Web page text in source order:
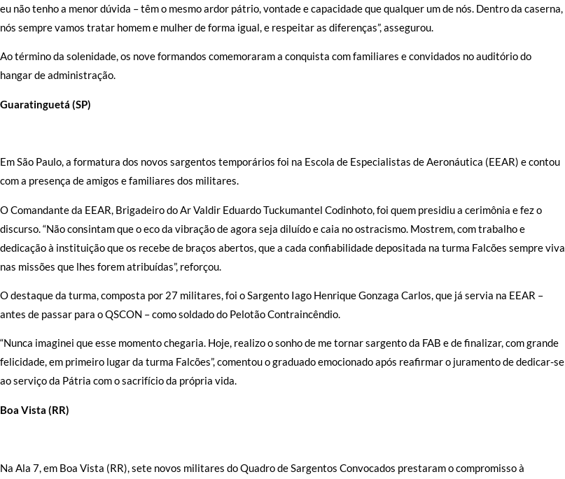
eu não tenho a menor dúvida – têm o mesmo ardor pátrio, vontade e capacidade que qualquer um de nós. Dentro da caserna,
nós sempre vamos tratar homem e mulher de forma igual, e respeitar as diferenças”, assegurou.
Ao término da solenidade, os nove formandos comemoraram a conquista com familiares e convidados no auditório do
hangar de administração.
Guaratinguetá (SP)
Em São Paulo, a formatura dos novos sargentos temporários foi na Escola de Especialistas de Aeronáutica (EEAR) e contou
com a presença de amigos e familiares dos militares.
O Comandante da EEAR, Brigadeiro do Ar Valdir Eduardo Tuckumantel Codinhoto, foi quem presidiu a cerimônia e fez o
discurso. “Não consintam que o eco da vibração de agora seja diluído e caia no ostracismo. Mostrem, com trabalho e
dedicação à instituição que os recebe de braços abertos, que a cada confiabilidade depositada na turma Falcões sempre viva
nas missões que lhes forem atribuídas”, reforçou.
O destaque da turma, composta por 27 militares, foi o Sargento Iago Henrique Gonzaga Carlos, que já servia na EEAR –
antes de passar para o QSCON – como soldado do Pelotão Contraincêndio.
“Nunca imaginei que esse momento chegaria. Hoje, realizo o sonho de me tornar sargento da FAB e de finalizar, com grande
felicidade, em primeiro lugar da turma Falcões”, comentou o graduado emocionado após reafirmar o juramento de dedicar-se
ao serviço da Pátria com o sacrifício da própria vida.
Boa Vista (RR)
Na Ala 7, em Boa Vista (RR), sete novos militares do Quadro de Sargentos Convocados prestaram o compromisso à